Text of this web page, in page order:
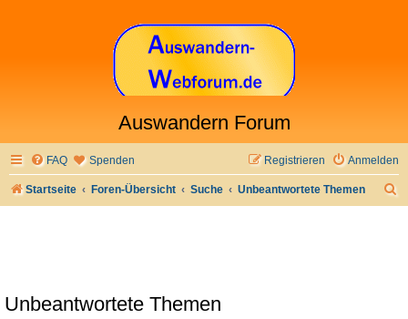
Auswandern Forum
FAQ Spenden Anmelden
Registrieren
Startseite Foren-Übersicht Suche Unbeantwortete Themen
Unbeantwortete Themen